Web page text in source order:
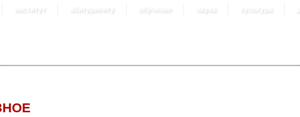
институт абитуриенту обучение наука культура